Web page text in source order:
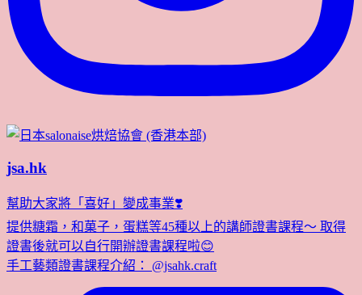
jsa.hk
幫助大家將「喜好」變成事業❣️
提供糖霜，和菓子，蛋糕等45種以上的講師證書課程～ 取得
證書後就可以自行開辦證書課程啦😊
手工藝類證書課程介紹： @jsahk.craft